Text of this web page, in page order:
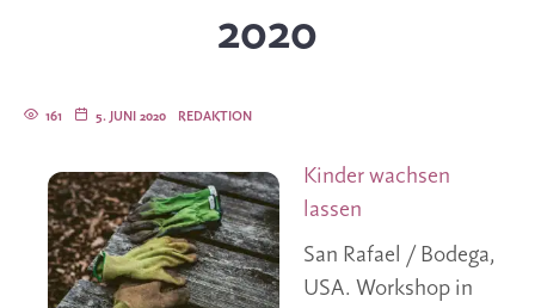
2020
REDAKTION
5. JUNI 2020
161
Kinder wachsen
lassen
San Rafael / Bodega,
USA. Workshop in